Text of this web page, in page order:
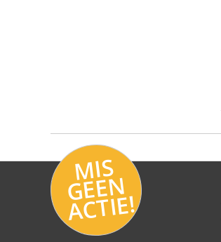
MI
S
G
E
E
N
A
C
TI
E!